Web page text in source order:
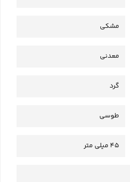
مشکی
معدنی
گرد
طوسی
45 میلی متر